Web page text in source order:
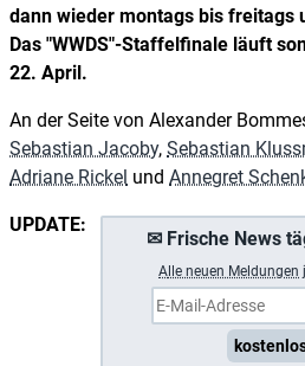
dann wieder montags bis freitags
Das "WWDS"-Staffelfinale läuft
22. April.
An der Seite von Alexander
Sebastian Jacoby, Sebastian
Adriane Rickel und Annegret
✉ Frische News
Alle neuen Meldungen
UPDATE: